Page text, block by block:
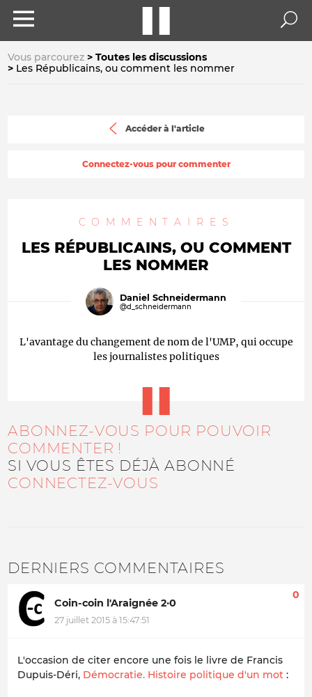
Vous parcourez
Toutes les discussions
Les Républicains, ou comment les nommer
Accéder à l'article
Connectez-vous pour commenter
COMMENTAIRES
LES RÉPUBLICAINS, OU COMMENT
LES NOMMER
Daniel Schneidermann
@d_schneidermann
L'avantage du changement de nom de l'UMP, qui occupe
les journalistes politiques
ABONNEZ-VOUS POUR POUVOIR
COMMENTER !
SI VOUS ÊTES DÉJÀ ABONNÉ
CONNECTEZ-VOUS
DERNIERS COMMENTAIRES
Coin-coin l'Araignée 2·0
27 juillet 2015 à 15:47:51
0
L'occasion de citer encore une fois le livre de Francis
Dupuis-Déri, Démocratie. Histoire politique d'un mot :